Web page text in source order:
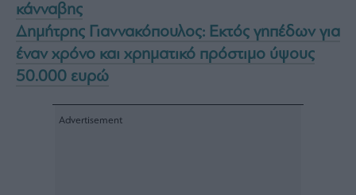
κάνναβης
Δημήτρης Γιαννακόπουλος: Εκτός γηπέδων για
έναν χρόνο και χρηματικό πρόστιμο ύψους
50.000 ευρώ